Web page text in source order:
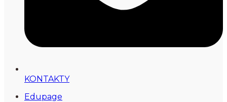
KONTAKTY
Edupage